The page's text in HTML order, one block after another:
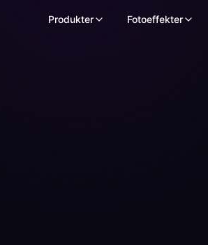
Produkter Fotoeffekter